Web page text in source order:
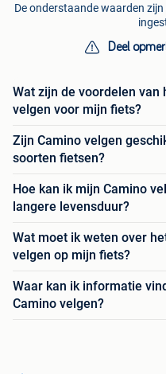
De onderstaande waarden
Deel
Wat zijn de voordelen van
velgen voor mijn fiets?
Zijn Camino velgen
soorten fietsen?
Hoe kan ik mijn Camino
langere levensduur?
Wat moet ik weten over
velgen op mijn fiets?
Waar kan ik informatie
Camino velgen?